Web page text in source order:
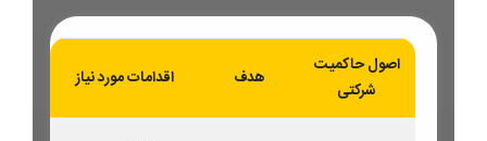
اصول حاکمیت
شرکتی
هدف اقدامات مورد نیاز